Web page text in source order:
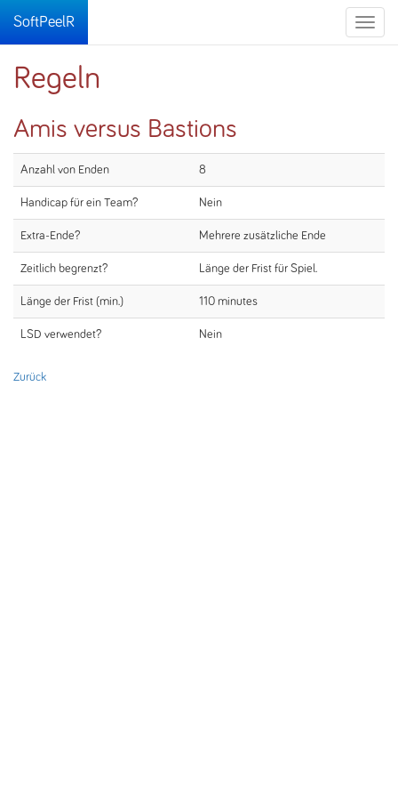
Toggle
SoftPeelR
Regeln
Amis versus Bastions
Anzahl von Enden 8
Handicap für ein Team? Nein
Extra-Ende? Mehrere zusätzliche Ende
Zeitlich begrenzt? Länge der Frist für Spiel.
Länge der Frist (min.) 110 minutes
LSD verwendet? Nein
Zurück